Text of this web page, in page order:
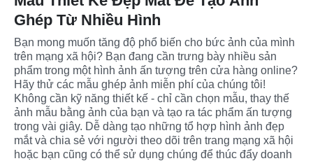
Ghép Từ Nhiều Hình
Bạn mong muốn tăng độ phổ biến cho bức ảnh của mình
trên mạng xã hội? Bạn đang cần trưng bày nhiều sản
phẩm trong một hình ảnh ấn tượng trên cửa hàng online?
Hãy thử các mẫu ghép ảnh miễn phí của chúng tôi!
Không cần kỹ năng thiết kế - chỉ cần chọn mẫu, thay thế
ảnh mẫu bằng ảnh của bạn và tạo ra tác phẩm ấn tượng
trong vài giây. Dễ dàng tạo những tổ hợp hình ảnh đẹp
mắt và chia sẻ với người theo dõi trên trang mạng xã hội
hoặc bạn cũng có thể sử dụng chúng để thúc đẩy doanh